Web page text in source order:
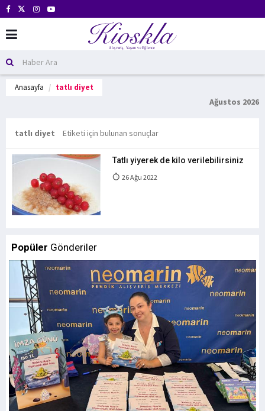
Anasayfa tatlı diyet
Ağustos 2026
tatlı diyet Etiketi için bulunan sonuçlar
Tatlı yiyerek de kilo verilebilirsiniz
26 Ağu 2022
Popüler Gönderiler